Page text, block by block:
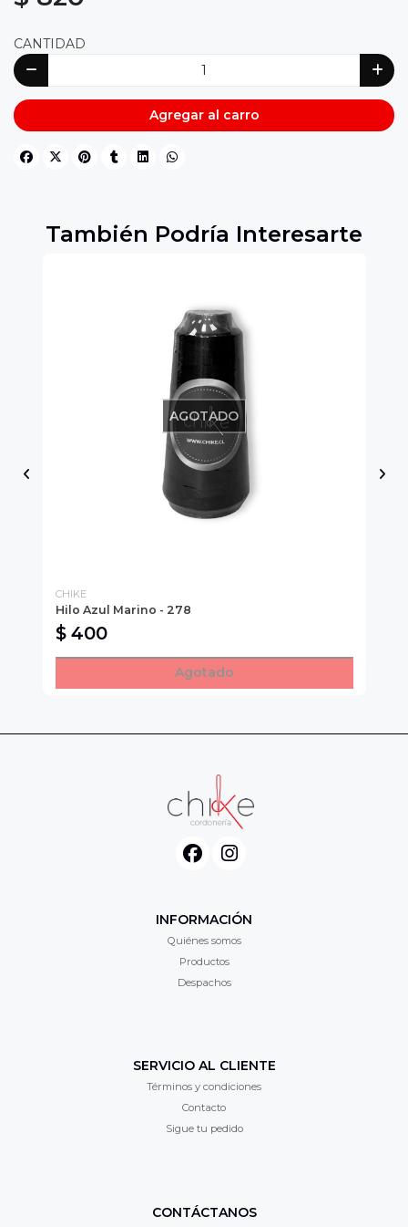
CANTIDAD
Agregar al carro
También Podría Interesarte
AGOTADO
CHIKE
Hilo Azul Marino - 278
$ 400
Agotado
INFORMACIÓN
Quiénes somos
Productos
Despachos
SERVICIO AL CLIENTE
Términos y condiciones
Contacto
Sigue tu pedido
CONTÁCTANOS